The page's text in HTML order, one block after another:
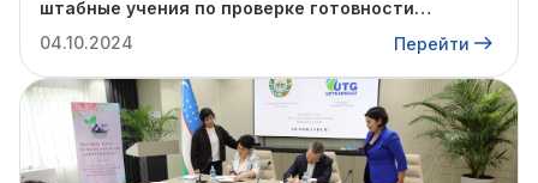
штабные учения по проверке готовности
отопительному сезону.
04.10.2024 Перейти